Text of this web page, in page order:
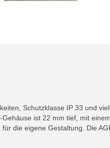
Schutzklasse IP 33 und
ist 22 mm tief, mit
die eigene Gestaltung. Die